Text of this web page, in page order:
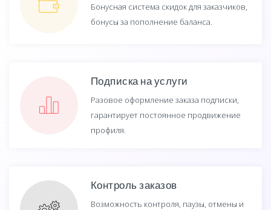
Бонусная система скидок для заказчиков,
бонусы за пополнение баланса.
Подписка на услуги
Разовое оформление заказа подписки,
гарантирует постоянное продвижение
профиля.
Контроль заказов
Возможность контроля, паузы, отмены и